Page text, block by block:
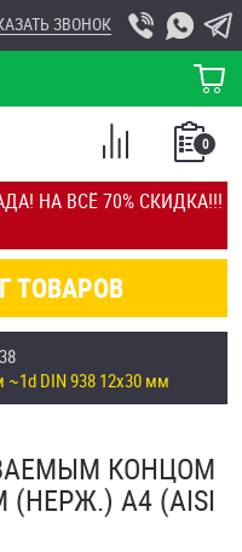
НА ВСЁ 70% СКИДКА!!!
ЗВОНОК
КОРЗИНА
ТОВАРОВ
0
СПИСОК
СРАВНЕНИЕ
инструмент
DIN 938 12х30 мм
КОНЦОМ
(НЕРЖ.) A4 (AISI